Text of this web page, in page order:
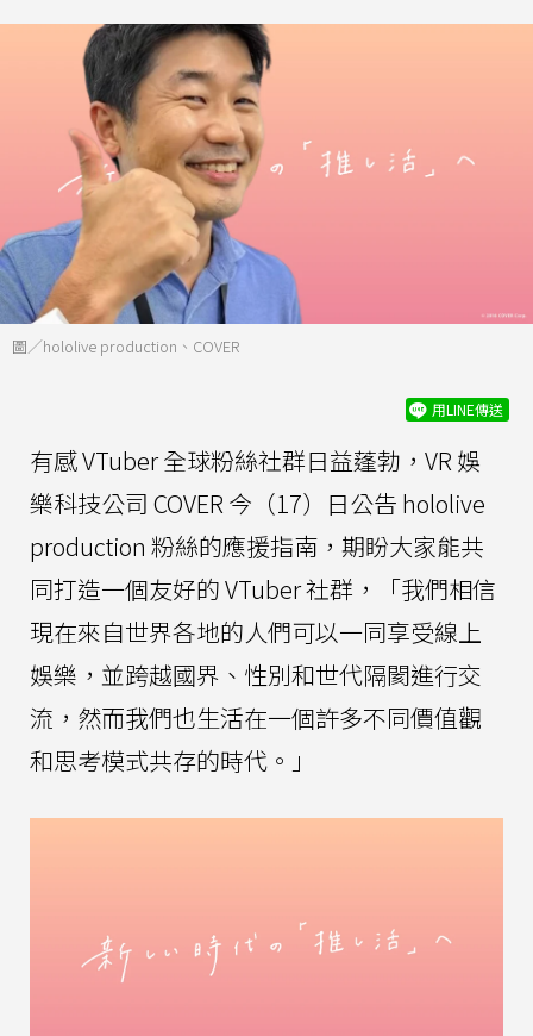
圖／hololive production、COVER
用LINE傳送
有感 VTuber 全球粉絲社群日益蓬勃，VR 娛
樂科技公司 COVER 今（17）日公告 hololive
production 粉絲的應援指南，期盼大家能共
同打造一個友好的 VTuber 社群，「我們相信
現在來自世界各地的人們可以一同享受線上
娛樂，並跨越國界、性別和世代隔閡進行交
流，然而我們也生活在一個許多不同價值觀
和思考模式共存的時代。」